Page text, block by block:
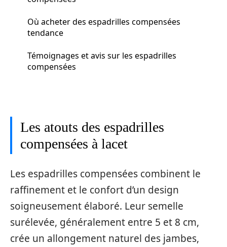
Où acheter des espadrilles compensées
tendance
Témoignages et avis sur les espadrilles
compensées
Les atouts des espadrilles
compensées à lacet
Les espadrilles compensées combinent le
raffinement et le confort d’un design
soigneusement élaboré. Leur semelle
surélevée, généralement entre 5 et 8 cm,
crée un allongement naturel des jambes,